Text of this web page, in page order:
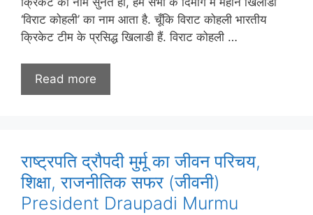
‘विराट कोहली’ का नाम आता है. चूँकि विराट कोहली भारतीय
क्रिकेट टीम के प्रसिद्ध खिलाडी हैं. विराट कोहली …
Read more
राष्ट्रपति द्रौपदी मुर्मू का जीवन परिचय,
शिक्षा, राजनीतिक सफर (जीवनी)
President Draupadi Murmu